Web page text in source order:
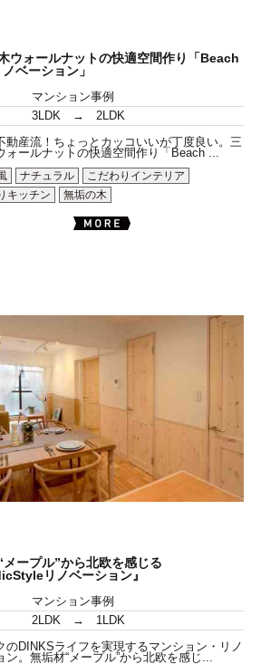
ウォールナットの快適空間作り「Beach
ベーション」
マンション事例
3LDK → 2LDK
動産流！ちょっとカッコいいが丁度良い。三
ォールナットの快適空間作り「Beach ...
ナチュラル
こだわりインテリア
キッチン
無垢の木
メープル”から北欧を感じる
リノベーション』
マンション事例
2LDK → 1LDK
のDINKSライフを実現するマンション・リノ
ン。無垢材“メープル”から北欧を感じ...